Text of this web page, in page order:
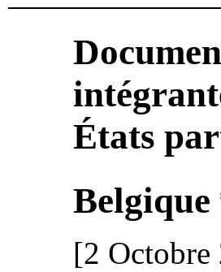
États
Belgique
[2 Octobre